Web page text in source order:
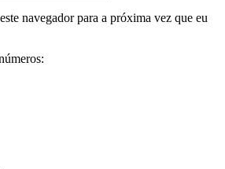
navegador para a próxima vez que eu